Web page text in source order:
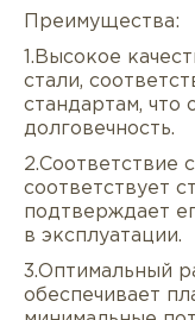
Описание
Услуги
Преимущества:
1.Высокое
стали,
стандартам, что
долговечность.
2.Соответствие
соответствует
подтверждает
в эксплуатации.
3.Оптимальный
обеспечивает